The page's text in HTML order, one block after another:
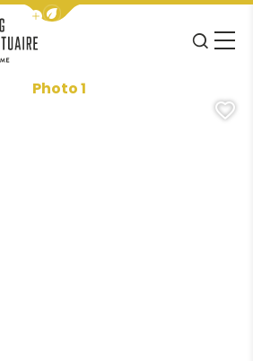
Afficher la barre de navigation
JE
MENU
Photo 1, © Blaye-Tourisme